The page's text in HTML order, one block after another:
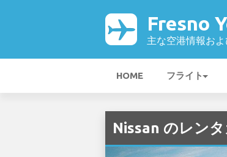
Fresno
主な空港情報お
HOME フライト
Nissan のレン